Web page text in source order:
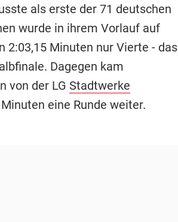
als erste der 71 deutschen
wurde in ihrem Vorlauf auf
2:03,15 Minuten nur Vierte - das
Dagegen kam
von der LG Stadtwerke
eine Runde weiter.